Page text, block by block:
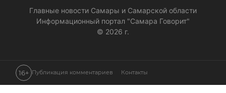
Главные новости Самары и Самарской области
Информационный портал "Самара Говорит"
© 2026 г.
16+ Публикация комментариев Контакты